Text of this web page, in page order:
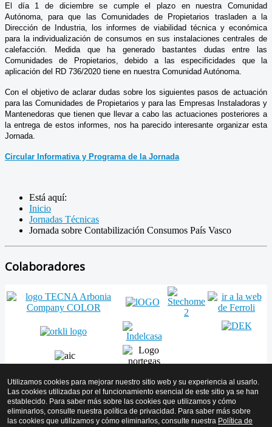
El día 1 de diciembre se cumple el plazo en nuestra Comunidad
Autónoma, para que las Comunidades de Propietarios trasladen a la
Dirección de Industria, los informes de viabilidad técnica y económica
para la individualización de consumos en sus instalaciones centrales de
calefacción. Medida que ha generado bastantes dudas entre las
Comunidades de Propietarios, debido a las especificidades que la
aplicación del RD 736/2020 tiene en nuestra Comunidad Autónoma.
Con el objetivo de aclarar dudas sobre los siguientes pasos de actuación
para las Comunidades de Propietarios y para las Empresas Instaladoras y
Mantenedoras que tienen que llevar a cabo las actuaciones posteriores a
la entrega de estos informes, nos ha parecido interesante organizar esta
Jornada.
Circular Informativa y Programa de la Jornada
Está aquí:
Inicio
Jornadas Técnicas
Jornada sobre Contabilización Consumos País Vasco
Colaboradores
Volver arriba
Utilizamos cookies para mejorar nuestro sitio web y su experiencia al usarlo.
Las cookies utilizadas por el funcionamiento esencial de este sitio ya se han
establecido. Para saber más sobre las cookies que utilizamos y cómo
eliminarlos, consulte nuestra política de privacidad. Para saber más sobre
las cookies que utilizamos y cómo eliminarlos, consulte nuestra Política de